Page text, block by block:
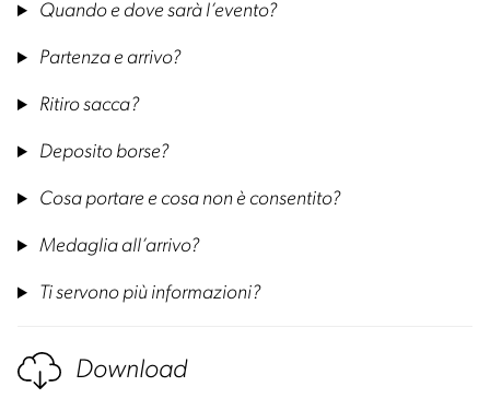
Quando e dove sarà l’evento?
Partenza e arrivo?
Ritiro sacca?
Deposito borse?
Cosa portare e cosa non è consentito?
Medaglia all’arrivo?
Ti servono più informazioni?
Download